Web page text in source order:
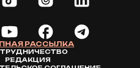
РАССЫЛКА
РЕДАКЦИЯ